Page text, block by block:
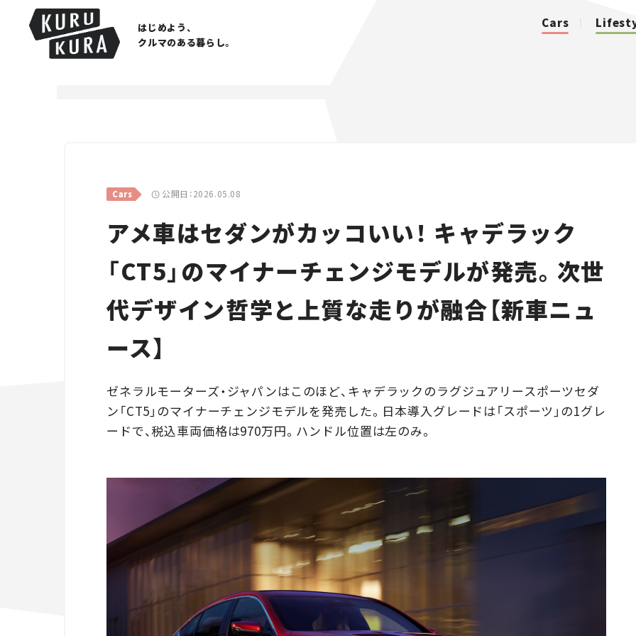
はじめよう、
クルマのある暮らし。
Cars
Cars 公開日：2026.05.08
アメ車はセダンがカッコいい！ キャデラック
「CT5」のマイナーチェンジモデルが発売。次世
代デザイン哲学と上質な走りが融合【新車ニュ
ース】
ゼネラルモーターズ・ジャパンはこのほど、キャデラックのラグジュアリースポーツセダ
ン「CT5」のマイナーチェンジモデルを発売した。日本導入グレードは「スポーツ」の1グレ
ードで、税込車両価格は970万円。ハンドル位置は左のみ。
Traffic
Special
Series